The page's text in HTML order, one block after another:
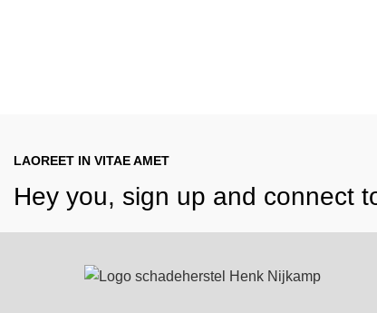
LAOREET IN VITAE AMET
Hey you, sign up and connect